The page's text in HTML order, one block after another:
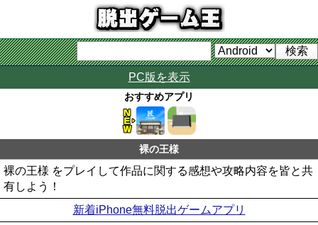
PC版を表示
おすすめアプリ
裸の王様
裸の王様 をプレイして作品に関する感想や攻略内容を皆と共
有しよう！
新着iPhone無料脱出ゲームアプリ